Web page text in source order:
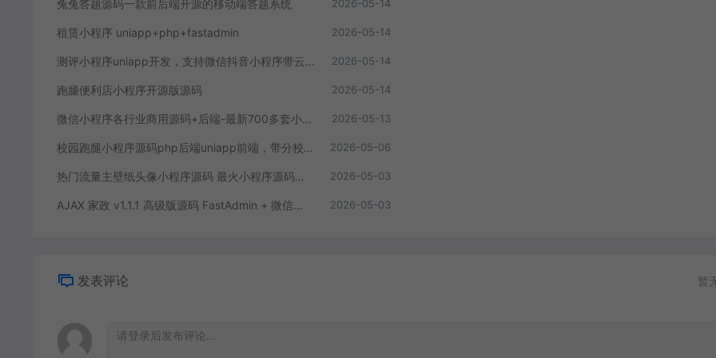
兔兔答题源码一款前后端开源的移动端答题系统 2026-05-14
租赁小程序 uniapp+php+fastadmin 2026-05-14
测评小程序uniapp开发，支持微信抖音小程序带云后台 2026-05-14
跑腿便利店小程序开源版源码 2026-05-14
微信小程序各行业商用源码+后端-最新700多套小程序源码打包合集 2026-05-13
校园跑腿小程序源码php后端uniapp前端，带分校模式代理后台 2026-05-06
热门流量主壁纸头像小程序源码 最火小程序源码副业小程序 2026-05-03
AJAX 家政 v1.1.1 高级版源码 FastAdmin + 微信小程序 同城预约上门服务系统 2026-05-03
发表评论 暂